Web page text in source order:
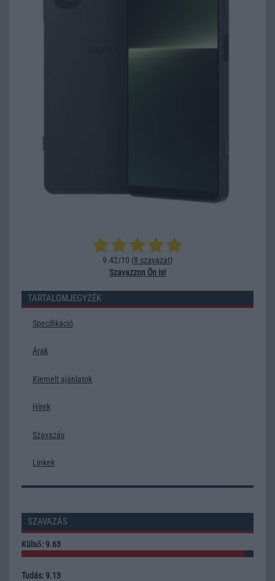
9.42/10 (8 szavazat)
Szavazzon Ön is!
TARTALOMJEGYZÉK
Specifikáció
Árak
Kiemelt ajánlatok
Hírek
Szavazás
Linkek
SZAVAZÁS
Külső: 9.63
Tudás: 9.13